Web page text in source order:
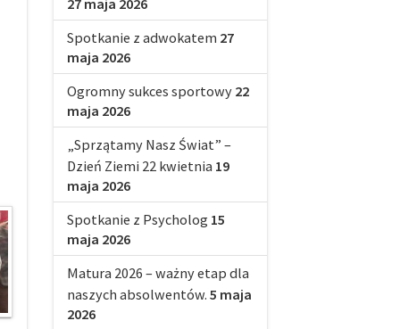
27 maja 2026
Spotkanie z adwokatem 27
maja 2026
Ogromny sukces sportowy 22
maja 2026
„Sprzątamy Nasz Świat” –
Dzień Ziemi 22 kwietnia 19
maja 2026
Spotkanie z Psycholog 15
maja 2026
Matura 2026 – ważny etap dla
naszych absolwentów. 5 maja
2026